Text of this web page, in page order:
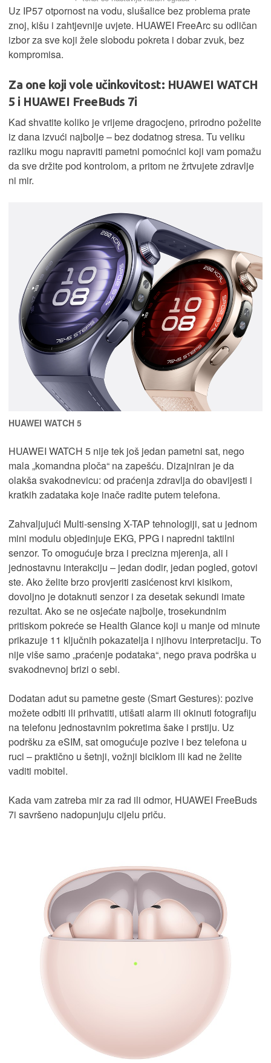
Uz IP57 otpornost na vodu, slušalice bez problema prate
znoj, kišu i zahtjevnije uvjete. HUAWEI FreeArc su odličan
izbor za sve koji žele slobodu pokreta i dobar zvuk, bez
kompromisa.
Za one koji vole učinkovitost: HUAWEI WATCH
5 i HUAWEI FreeBuds 7i
Kad shvatite koliko je vrijeme dragocjeno, prirodno poželite
iz dana izvući najbolje – bez dodatnog stresa. Tu veliku
razliku mogu napraviti pametni pomoćnici koji vam pomažu
da sve držite pod kontrolom, a pritom ne žrtvujete zdravlje
ni mir.
HUAWEI WATCH 5
HUAWEI WATCH 5 nije tek još jedan pametni sat, nego
mala „komandna ploča“ na zapešću. Dizajniran je da
olakša svakodnevicu: od praćenja zdravlja do obavijesti i
kratkih zadataka koje inače radite putem telefona.
Zahvaljujući Multi-sensing X-TAP tehnologiji, sat u jednom
mini modulu objedinjuje EKG, PPG i napredni taktilni
senzor. To omogućuje brza i precizna mjerenja, ali i
jednostavnu interakciju – jedan dodir, jedan pogled, gotovi
ste. Ako želite brzo provjeriti zasićenost krvi kisikom,
dovoljno je dotaknuti senzor i za desetak sekundi imate
rezultat. Ako se ne osjećate najbolje, trosekundnim
pritiskom pokreće se Health Glance koji u manje od minute
prikazuje 11 ključnih pokazatelja i njihovu interpretaciju. To
nije više samo „praćenje podataka“, nego prava podrška u
svakodnevnoj brizi o sebi.
Dodatan adut su pametne geste (Smart Gestures): pozive
možete odbiti ili prihvatiti, utišati alarm ili okinuti fotografiju
na telefonu jednostavnim pokretima šake i prstiju. Uz
podršku za eSIM, sat omogućuje pozive i bez telefona u
ruci – praktično u šetnji, vožnji biciklom ili kad ne želite
vaditi mobitel.
Kada vam zatreba mir za rad ili odmor, HUAWEI FreeBuds
7i savršeno nadopunjuju cijelu priču.